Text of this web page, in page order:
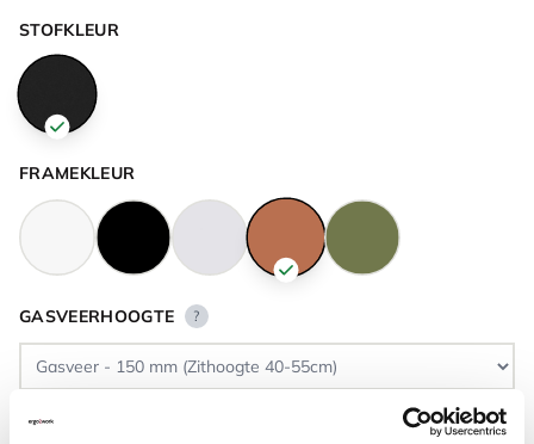
STOFKLEUR
FRAMEKLEUR
GASVEERHOOGTE ?
VLOERCONTACT